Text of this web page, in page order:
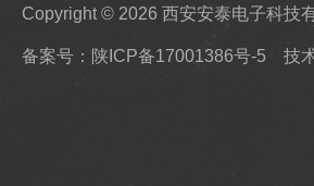
Copyright © 2026 西安安泰电子科技
备案号：陕ICP备17001386号-5 技